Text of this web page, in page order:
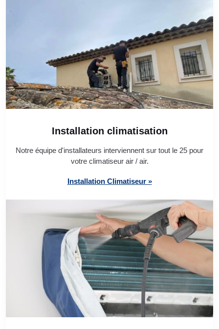
Installation climatisation
Notre équipe d'installateurs interviennent sur tout le 25 pour
votre climatiseur air / air.
Installation Climatiseur »